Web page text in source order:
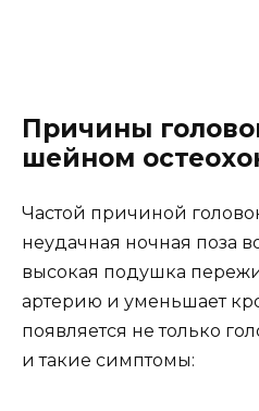
Причины
шейном
Частой причиной
неудачная ночная поза
высокая подушка
артерию и уменьшает
появляется не только
и такие симптомы: